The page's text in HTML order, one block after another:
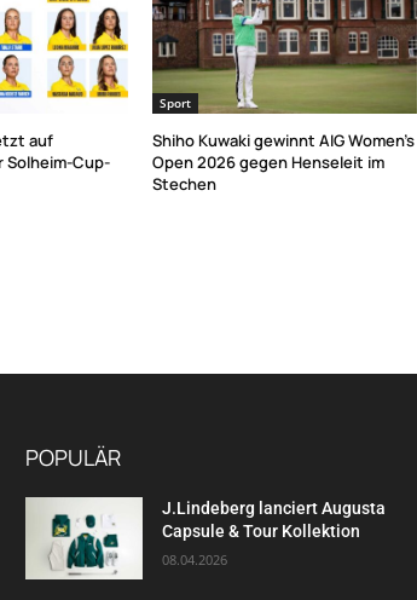
auf
Solheim-Cup-
Sport
Shiho Kuwaki gewinnt AIG Women’s
Open 2026 gegen Henseleit im
Stechen
POPULÄR
J.Lindeberg lanciert Augusta
Capsule & Tour Kollektion
08.04.2026